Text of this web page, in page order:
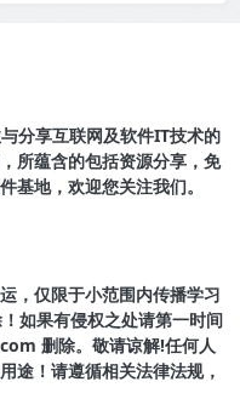
分享互联网及软件IT技术的
所蕴含的包括资源分享，免
基地，欢迎您关注我们。
，仅限于小范围内传播学习
如果有侵权之处请第一时间
删除。敬请谅解!任何人
途！请遵循相关法律法规，